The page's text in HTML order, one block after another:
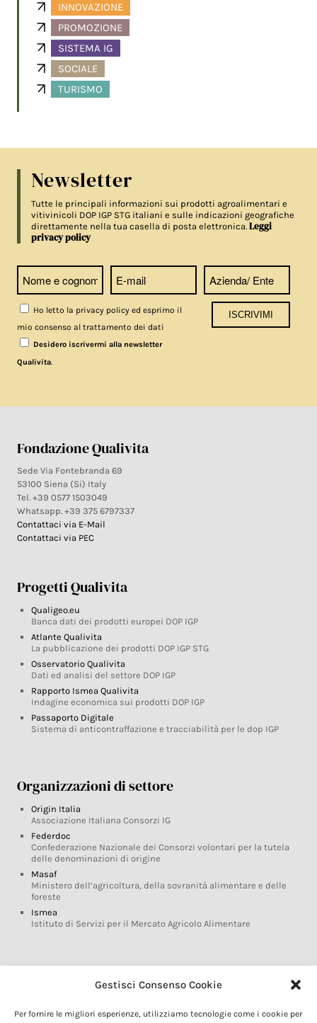
Gestisci Consenso Cookie
Per fornire le migliori esperienze, utilizziamo tecnologie come i cookie per
INNOVAZIONE
PROMOZIONE
SISTEMA IG
SOCIALE
TURISMO
Newsletter
Tutte le principali informazioni sui prodotti agroalimentari e
vitivinicoli DOP IGP STG italiani e sulle indicazioni geografiche
direttamente nella tua casella di posta elettronica.Leggi
privacy policy
Ho letto la privacy policy ed esprimo il
mio consenso al trattamento dei dati
Desidero iscrivermi alla newsletter
Qualivita.
Fondazione Qualivita
Sede Via Fontebranda 69
53100 Siena (Si) Italy
Tel. +39 0577 1503049
Whatsapp. +39 375 6797337
Contattaci via E-Mail
Contattaci via PEC
Progetti Qualivita
Qualigeo.eu
Banca dati dei prodotti europei DOP IGP
Atlante Qualivita
La pubblicazione dei prodotti DOP IGP STG
Osservatorio Qualivita
Dati ed analisi del settore DOP IGP
Rapporto Ismea Qualivita
Indagine economica sui prodotti DOP IGP
Passaporto Digitale
Sistema di anticontraffazione e tracciabilità per le dop IGP
Organizzazioni di settore
Origin Italia
Associazione Italiana Consorzi IG
Federdoc
Confederazione Nazionale dei Consorzi volontari per la tutela
delle denominazioni di origine
Masaf
Ministero dell’agricoltura, della sovranità alimentare e delle
foreste
Ismea
Istituto di Servizi per il Mercato Agricolo Alimentare
Glossario DOP IGP
Marchi DOP IGP